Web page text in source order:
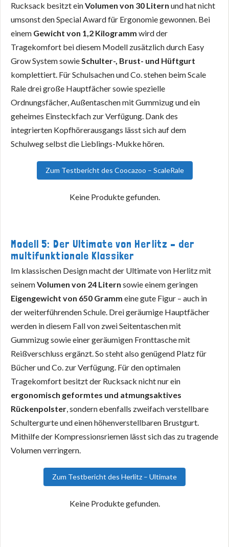
Rucksack besitzt einVolumen von 30 Litern und hat nicht
umsonst den Special Award für Ergonomie gewonnen. Bei
einem Gewicht von 1,2 Kilogramm wird der
Tragekomfort bei diesem Modell zusätzlich durch Easy
Grow System sowieSchulter-, Brust- und Hüftgurt
komplettiert. Für Schulsachen und Co. stehen beim Scale
Rale drei große Hauptfächer sowie spezielle
Ordnungsfächer, Außentaschen mit Gummizug und ein
geheimes Einsteckfach zur Verfügung. Dank des
integrierten Kopfhörerausgangs lässt sich auf dem
Schulweg selbst die Lieblings-Mukke hören.
Zum Testbericht des Coocazoo – ScaleRale
Keine Produkte gefunden.
Modell 5: Der Ultimate von Herlitz – der
multifunktionale Klassiker
Im klassischen Design macht der Ultimate von Herlitz mit
seinemVolumen von 24 Litern sowie einem geringen
Eigengewicht von 650 Gramm eine gute Figur – auch in
der weiterführenden Schule. Drei geräumige Hauptfächer
werden in diesem Fall von zwei Seitentaschen mit
Gummizug sowie einer geräumigen Fronttasche mit
Reißverschluss ergänzt. So steht also genügend Platz für
Bücher und Co. zur Verfügung. Für den optimalen
Tragekomfort besitzt der Rucksack nicht nur ein
ergonomisch geformtes und atmungsaktives
Rückenpolster, sondern ebenfalls zweifach verstellbare
Schultergurte und einen höhenverstellbaren Brustgurt.
Mithilfe der Kompressionsriemen lässt sich das zu tragende
Volumen verringern.
Zum Testbericht des Herlitz – Ultimate
Keine Produkte gefunden.